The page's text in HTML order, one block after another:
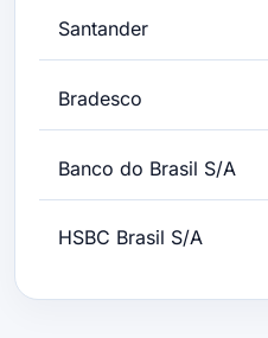
Santander
Bradesco
Banco do Brasil S/A
HSBC Brasil S/A